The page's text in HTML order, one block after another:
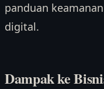
panduan
digital.
Dampak ke